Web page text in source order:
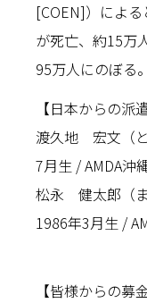
[COEN]）によ
が死亡、約15万
95万人にのぼる。
【日本からの派遣
渡久地 宏文（
7月生 / AMDA沖
松永 健太郎（
1986年3月生 /
【皆様からの募